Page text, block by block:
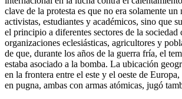
clave de la protesta es que no era solamente
activistas, estudiantes y académicos, sino que
el principio a diferentes sectores de la
organizaciones eclesiásticas, agricultores y
de que, durante los años de la guerra fría, el
estaba asociado a la bomba. La ubicación
en la frontera entre el este y el oeste de
en pugna, ambas con armas atómicas, jugó